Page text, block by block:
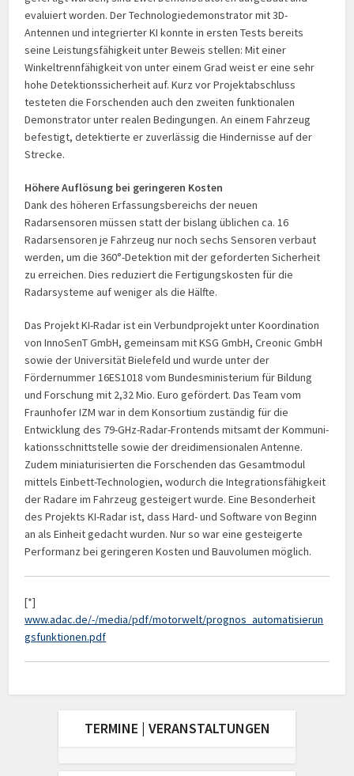
evaluiert worden. Der Technologiedemonstrator mit 3D-
Antennen und integrierter KI konnte in ersten Tests bereits
seine Leistungsfähigkeit unter Beweis stellen: Mit einer
Winkeltrennfähigkeit von unter einem Grad weist er eine sehr
hohe Detektionssicherheit auf. Kurz vor Projektabschluss
testeten die Forschenden auch den zweiten funktionalen
Demonstrator unter realen Bedingungen. An einem Fahrzeug
befestigt, detektierte er zuverlässig die Hindernisse auf der
Strecke.
Höhere Auflösung bei geringeren Kosten
Dank des höheren Erfassungsbereichs der neuen
Radarsensoren müssen statt der bislang üblichen ca. 16
Radarsensoren je Fahrzeug nur noch sechs Sensoren verbaut
werden, um die 360°-Detektion mit der geforderten Sicherheit
zu erreichen. Dies reduziert die Ferti­gungs­kosten für die
Radarsysteme auf weniger als die Hälfte.
Das Projekt KI-Radar ist ein Verbundprojekt unter Koordination
von InnoSenT GmbH, gemeinsam mit KSG GmbH, Creonic GmbH
sowie der Universität Bielefeld und wurde unter der
Fördernummer 16ES1018 vom Bundesministerium für Bildung
und Forschung mit 2,32 Mio. Euro gefördert. Das Team vom
Fraunhofer IZM war in dem Konsortium zuständig für die
Entwicklung des 79-GHz-Radar-Frontends mitsamt der Kommuni­
kations­schnitt­stelle sowie der dreidimensionalen Antenne.
Zudem miniaturisierten die Forschen­den das Gesamtmodul
mittels Einbett-Technologien, wodurch die Inte­gra­tions­fähig­keit
der Radare im Fahrzeug gesteigert wurde. Eine Besonderheit
des Projekts KI-Radar ist, dass Hard- und Software von Beginn
an als Einheit gedacht wurden. Nur so war eine gesteigerte
Performanz bei geringeren Kosten und Bauvolumen möglich.
[*]
www.adac.de/-/media/pdf/motorwelt/prognos_automatisierun
gsfunktionen.pdf
TERMINE | VERANSTALTUNGEN